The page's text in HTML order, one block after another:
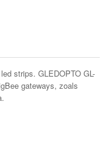
strips. GLEDOPTO GL-
gateways, zoals